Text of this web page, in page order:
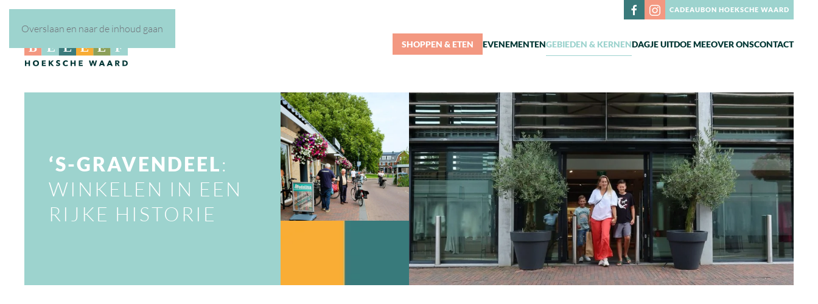
Overslaan en naar de inhoud gaan
CADEAUBON HOEKSCHE WAARD
SHOPPEN & ETEN EVENEMENTENGEBIEDEN & KERNENDAGJE UITDOE MEEOVER ONSCONTACT
‘S-GRAVENDEEL:
WINKELEN IN EEN
RIJKE HISTORIE